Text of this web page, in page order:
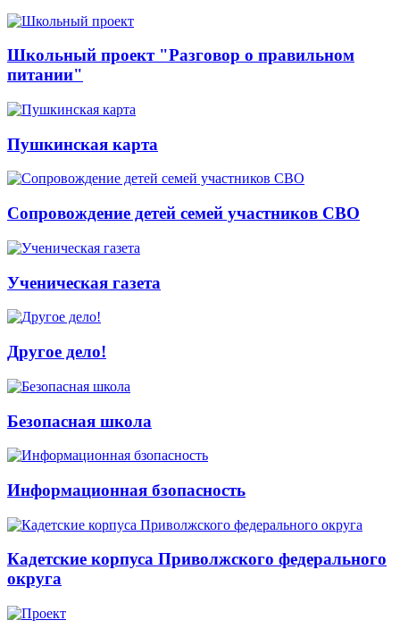
Школьный проект "Разговор о правильном
питании"
Пушкинская карта
Сопровождение детей семей участников СВО
Ученическая газета
Другое дело!
Безопасная школа
Информационная бзопасность
Кадетские корпуса Приволжского федерального
округа